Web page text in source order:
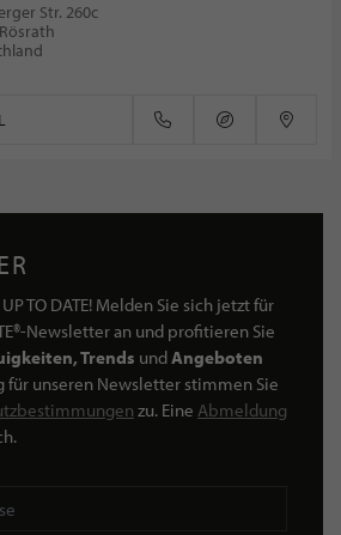
Str. 260c
TO DATE! Melden Sie sich jetzt für
Newsletter an und profitieren Sie
Trends undAngeboten
für unseren Newsletter stimmen Sie
zu. Eine Abmeldung